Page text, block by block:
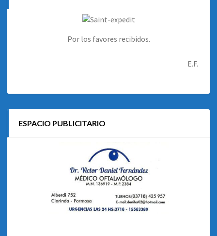
Por los favores recibidos.
E.F.
ESPACIO PUBLICITARIO